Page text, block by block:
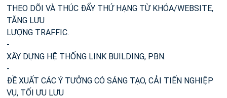
THEO DÕI VÀ THÚC ĐẨY THỨ HẠNG TỪ KHÓA/WEBSITE,
TĂNG LƯU
LƯỢNG TRAFFIC.
-
XÂY DỰNG HỆ THỐNG LINK BUILDING, PBN.
-
ĐỀ XUẤT CÁC Ý TƯỞNG CÓ SÁNG TẠO, CẢI TIẾN NGHIỆP
VỤ, TỐI ƯU LƯU